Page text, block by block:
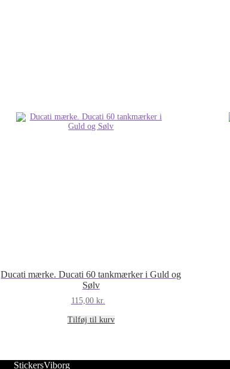
Ducati mærke. Ducati 60 tankmærker i Guld og
Sølv
115,00 kr.
Tilføj til kurv
StickersViborg